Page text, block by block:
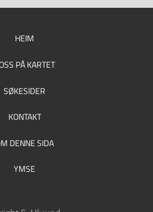
HEIM
PÅ KARTET
SØKESIDER
KONTAKT
DENNE SIDA
YMSE